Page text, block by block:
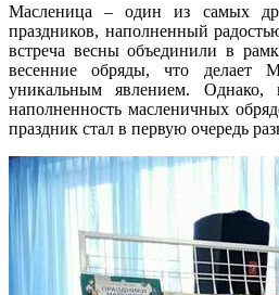
Масленица – один из самых
праздников, наполненный
встреча весны объединили в
весенние обряды, что делает
уникальным явлением. Однако,
наполненность масленичных
праздник стал в первую очередь